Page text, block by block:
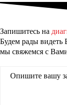
Запишитесь на
Будем рады видеть
мы свяжемся с